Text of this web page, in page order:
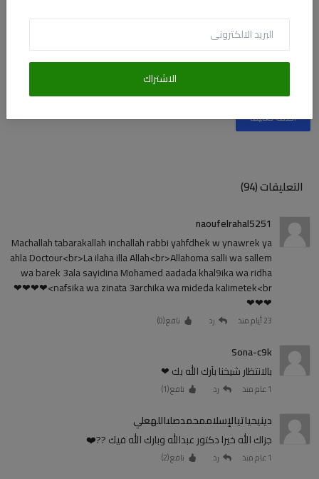
الاشتراك
أضف تعليقا
التعليقات (94)
naoufelrahal5251
Machallah tabarakallah inchallah rabbi yahfdhek w ynawrek ya
ahla Doctour<br>La ilaha illa Allah<br>Allahoma salli wa sallem
wa barek 3ala sayidina Mohamed aadada khal9ika wa ridha
nafsika wa zinata 3archika wa mideda kalimetek<br>❤❤❤❤
❤❤❤
23 أيام منذ رد نافع (0
)
Sona-c9k
بالانتظار شيخنا بآرك الله بك ❤
1 عام منذ رد نافع (1
)
دينيحياتيالإسلاممحمدصلىاللهعلي
جزاك الله خيرا دكتور عبدالله وبارك الله فيك ??❤️
1 عام منذ رد نافع (2
)